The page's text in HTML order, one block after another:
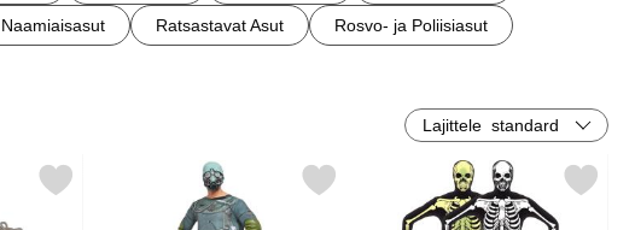
Ratsastavat Asut Rosvo- ja Poliisiasut
standard
Naamiaisasu suosikiksiMerkitse chernobyl Naamiaisasu suosikiksiMerkitse itsevalaiseva